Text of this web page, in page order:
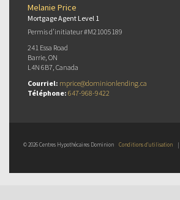
Melanie Price
Mortgage Agent Level 1
Permis d’initiateur #M21005189
241 Essa Road
Barrie, ON
L4N 6B7, Canada
Courriel: mprice@dominionlending.ca
Téléphone: 647-968-9422
© 2026 Centres Hypothécaires Dominion Conditions d’utilisation |